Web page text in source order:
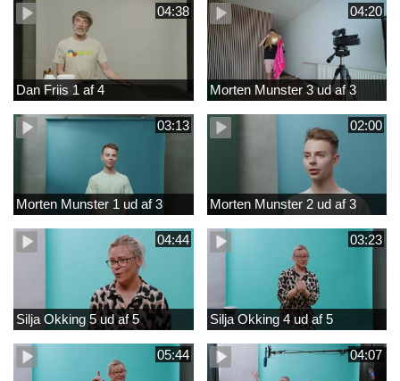
04:38
Dan Friis 1 af 4
04:20
Morten Munster 3 ud af 3
03:13
Morten Munster 1 ud af 3
02:00
Morten Munster 2 ud af 3
04:44
Silja Okking 5 ud af 5
03:23
Silja Okking 4 ud af 5
05:44 04:07